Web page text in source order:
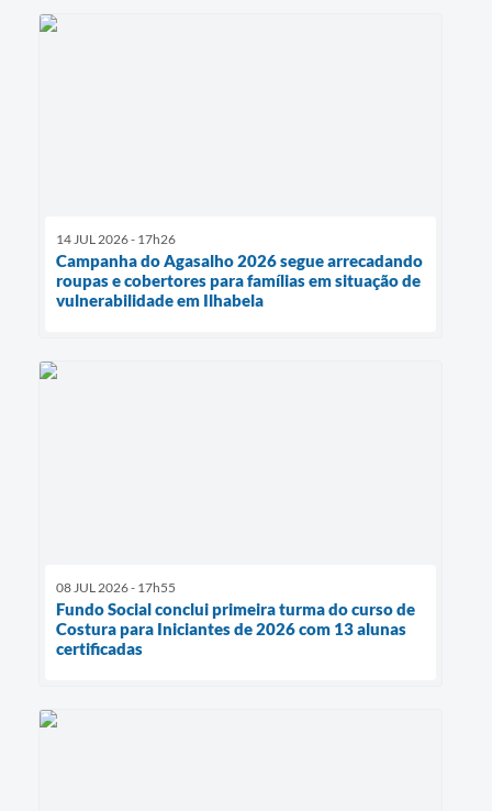
14 JUL 2026 - 17h26
Campanha do Agasalho 2026 segue arrecadando
roupas e cobertores para famílias em situação de
vulnerabilidade em Ilhabela
08 JUL 2026 - 17h55
Fundo Social conclui primeira turma do curso de
Costura para Iniciantes de 2026 com 13 alunas
certificadas